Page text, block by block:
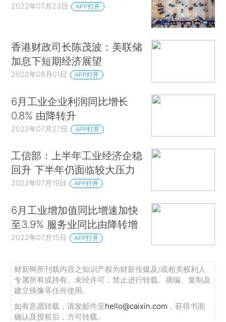
2022年07月23日 APP打开
香港财政司长陈茂波：美联储
加息下短期经济展望
2022年08月01日 APP打开
6月工业企业利润同比增长
0.8% 由降转升
2022年07月27日 APP打开
工信部：上半年工业经济企稳
回升 下半年仍面临较大压力
2022年07月19日 APP打开
6月工业增加值同比增速加快
至3.9% 服务业同比由降转增
2022年07月15日 APP打开
财新网所刊载内容之知识产权为财新传媒及/或相关权利人
专属所有或持有。未经许可，禁止进行转载、摘编、复制及
建立镜像等任何使用。
如有意愿转载，请发邮件至hello@caixin.com ，获得书面
确认及授权后，方可转载。